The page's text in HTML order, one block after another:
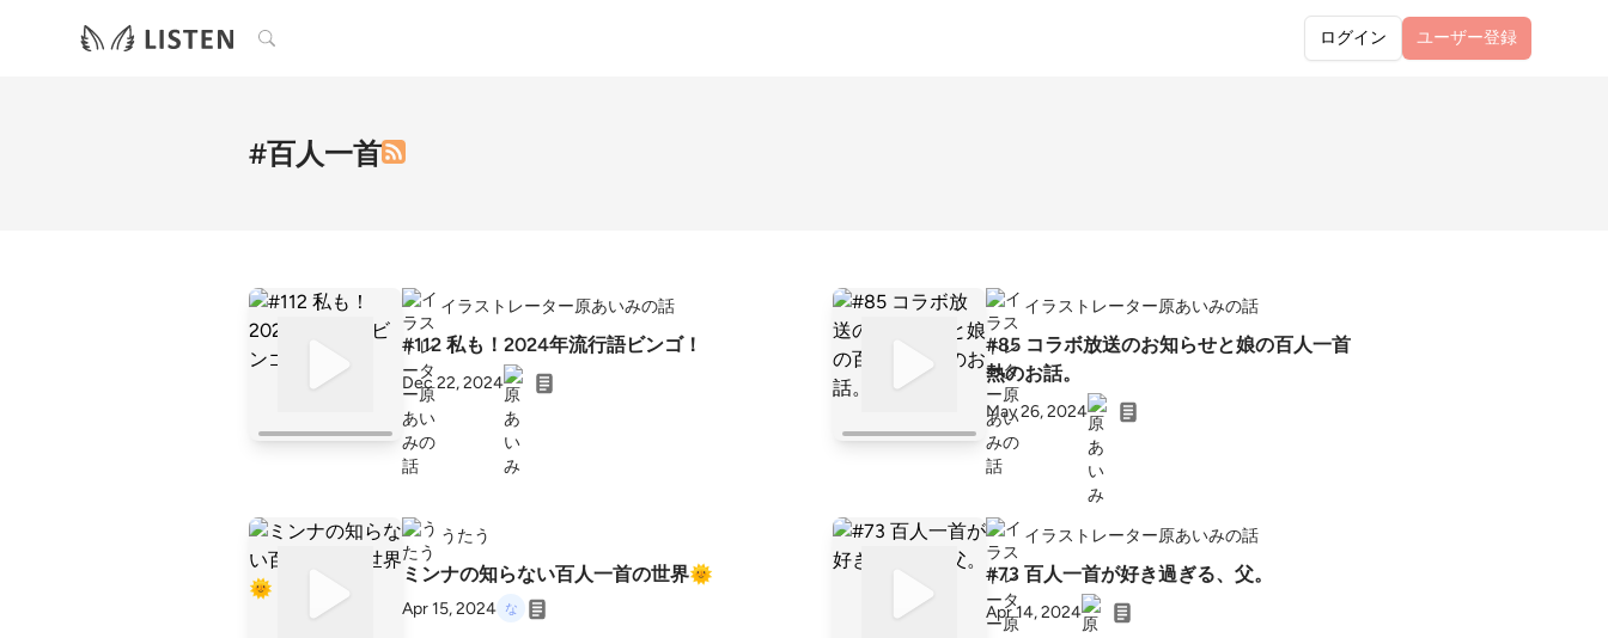
検索 ログイン ユーザー登録
#百人一首
イラストレーター原あいみの話
#112 私も！2024年流行語ビンゴ！
Dec 22, 2024
イラストレーター原あいみの話
#85 コラボ放送のお知らせと娘の百人一首
熱のお話。
May 26, 2024
うたう
ミンナの知らない百人一首の世界🌞
Apr 15, 2024
イラストレーター原あいみの話
#73 百人一首が好き過ぎる、父。
Apr 14, 2024